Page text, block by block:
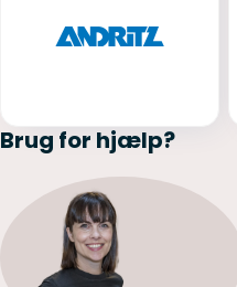
Brug for hjælp?